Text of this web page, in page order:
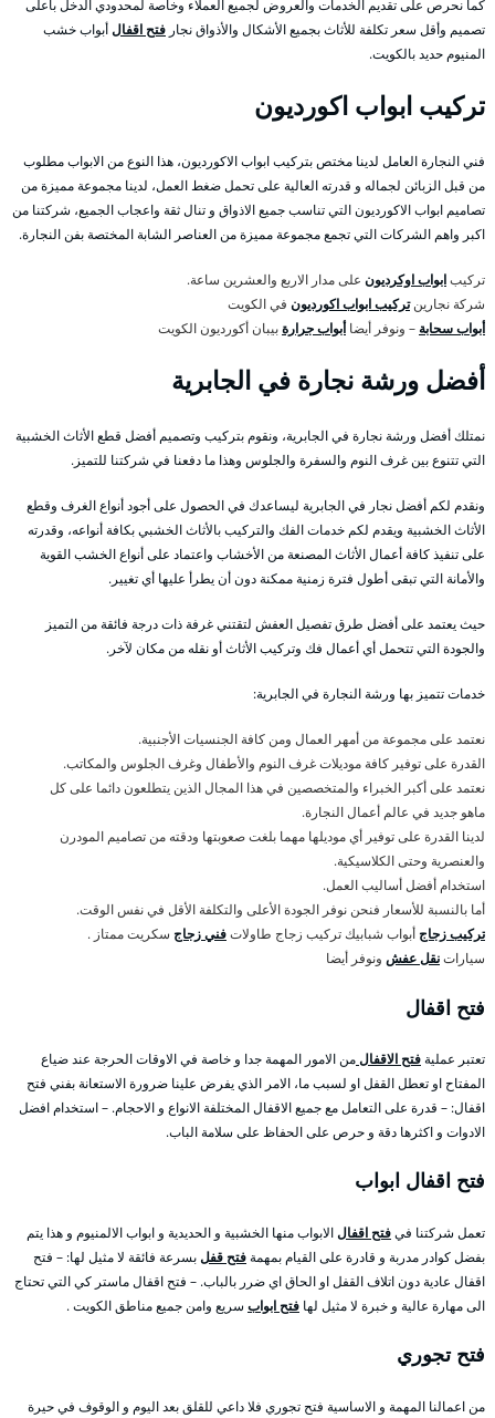
كما نحرص على تقديم الخدمات والعروض لجميع العملاء وخاصة لمحدودي الدخل بأعلى
تصميم وأقل سعر تكلفة للأثاث بجميع الأشكال والأذواق نجار فتح اقفالأبواب خشب
المنيوم حديد بالكويت.
تركيب ابواب اكورديون
فني النجارة العامل لدينا مختص بتركيب ابواب الاكورديون، هذا النوع من الابواب مطلوب
من قبل الزبائن لجماله و قدرته العالية على تحمل ضغط العمل، لدينا مجموعة مميزة من
تصاميم ابواب الاكورديون التي تناسب جميع الاذواق و تنال ثقة واعجاب الجميع، شركتنا من
اكبر واهم الشركات التي تجمع مجموعة مميزة من العناصر الشابة المختصة بفن النجارة.
تركيبابواب اوكرديون على مدار الاربع والعشرين ساعة.
شركة نجارينتركيب ابواب اكورديون في الكويت
أبواب سحابة – ونوفر أيضاأبواب جرارةبيبان أكورديون الكويت
أفضل ورشة نجارة في الجابرية
نمتلك أفضل ورشة نجارة في الجابرية، ونقوم بتركيب وتصميم أفضل قطع الأثاث الخشبية
التي تتنوع بين غرف النوم والسفرة والجلوس وهذا ما دفعنا في شركتنا للتميز.
ونقدم لكم أفضل نجار في الجابرية ليساعدك في الحصول على أجود أنواع الغرف وقطع
الأثاث الخشبية ويقدم لكم خدمات الفك والتركيب بالأثاث الخشبي بكافة أنواعه، وقدرته
على تنفيذ كافة أعمال الأثاث المصنعة من الأخشاب واعتماد على أنواع الخشب القوية
والأمانة التي تبقى أطول فترة زمنية ممكنة دون أن يطرأ عليها أي تغيير.
حيث يعتمد على أفضل طرق تفصيل العفش لتقتني غرفة ذات درجة فائقة من التميز
والجودة التي تتحمل أي أعمال فك وتركيب الأثاث أو نقله من مكان لآخر.
خدمات تتميز بها ورشة النجارة في الجابرية:
نعتمد على مجموعة من أمهر العمال ومن كافة الجنسيات الأجنبية.
القدرة على توفير كافة موديلات غرف النوم والأطفال وغرف الجلوس والمكاتب.
نعتمد على أكبر الخبراء والمتخصصين في هذا المجال الذين يتطلعون دائما على كل
ماهو جديد في عالم أعمال النجارة.
لدينا القدرة على توفير أي موديلها مهما بلغت صعوبتها ودقته من تصاميم المودرن
والعنصرية وحتى الكلاسيكية.
استخدام أفضل أساليب العمل.
أما بالنسبة للأسعار فنحن نوفر الجودة الأعلى والتكلفة الأقل في نفس الوقت.
تركيب زجاج أبواب شبابيك تركيب زجاج طاولاتفني زجاج سكريت ممتاز .
سياراتنقل عفش ونوفر أيضا
فتح اقفال
تعتبر عمليةفتح الاقفالمن الامور المهمة جدا و خاصة في الاوقات الحرجة عند ضياع
المفتاح او تعطل القفل او لسبب ما، الامر الذي يفرض علينا ضرورة الاستعانة بفني فتح
اقفال: – قدرة على التعامل مع جميع الاقفال المختلفة الانواع و الاحجام. – استخدام افضل
الادوات و اكثرها دقة و حرص على الحفاظ على سلامة الباب.
فتح اقفال ابواب
تعمل شركتنا فيفتح اقفالالابواب منها الخشبية و الحديدية و ابواب الالمنيوم و هذا يتم
بفضل كوادر مدربة و قادرة على القيام بمهمةفتح قفلبسرعة فائقة لا مثيل لها: – فتح
اقفال عادية دون اتلاف القفل او الحاق اي ضرر بالباب. – فتح اقفال ماستر كي التي تحتاج
الى مهارة عالية و خبرة لا مثيل لها فتح ابواب سريع وامن جميع مناطق الكويت .
فتح تجوري
من اعمالنا المهمة و الاساسية فتح تجوري فلا داعي للقلق بعد اليوم و الوقوف في حيرة